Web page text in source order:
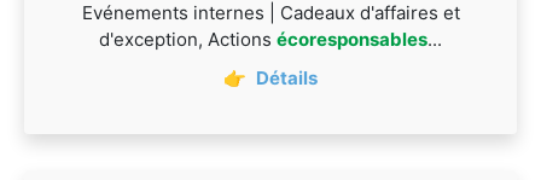
Evénements internes | Cadeaux d'affaires et
d'exception, Actions écoresponsables...
👉 Détails